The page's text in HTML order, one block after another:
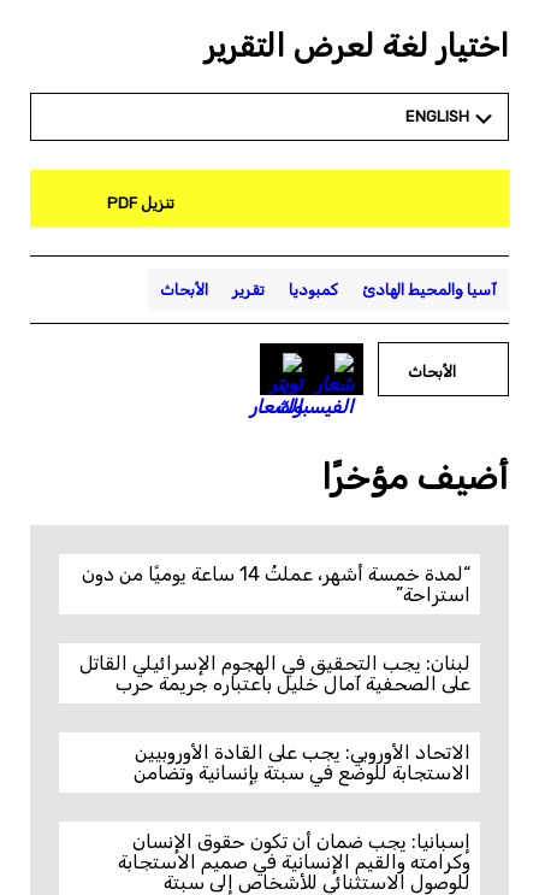
اختيار لغة لعرض التقرير
ENGLISH
تنزيل PDF
آسيا والمحيط الهادئ كمبوديا تقرير الأبحاث
الأبحاث
أضيف مؤخرًا
“لمدة خمسة أشهر، عملتُ 14 ساعة يوميًا من دون
استراحة”
لبنان: يجب التحقيق في الهجوم الإسرائيلي القاتل
على الصحفية آمال خليل باعتباره جريمة حرب
الاتحاد الأوروبي: يجب على القادة الأوروبيين
الاستجابة للوضع في سبتة بإنسانية وتضامن
إسبانيا: يجب ضمان أن تكون حقوق الإنسان
وكرامته والقيم الإنسانية في صميم الاستجابة
للوصول الاستثنائي للأشخاص إلى سبتة